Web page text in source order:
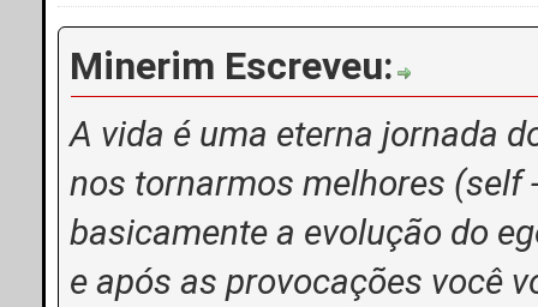
Minerim Escreveu:
A vida é uma eterna jornada
nos tornarmos melhores (self
basicamente a evolução do
e após as provocações você